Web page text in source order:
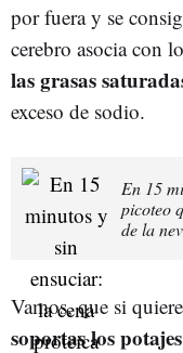
por fuera y se
cerebro asocia con
las grasas
exceso de sodio.
En 15
picoteo
de la
Vamos, que si
soportas los potajes